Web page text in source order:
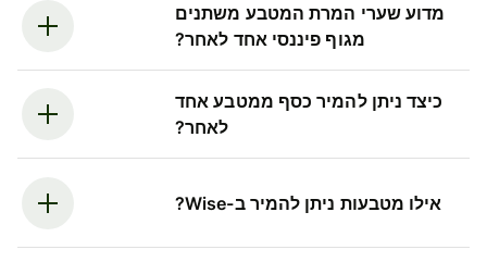
מדוע שערי המרת המטבע משתנים
מגוף פיננסי אחד לאחר?
כיצד ניתן להמיר כסף ממטבע אחד
לאחר?
אילו מטבעות ניתן להמיר ב-Wise?